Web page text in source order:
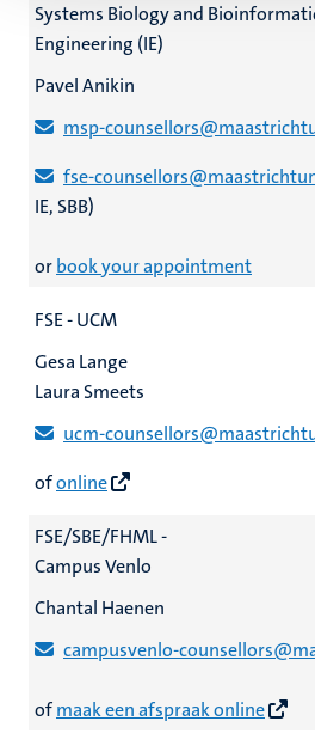
Systems Biology and
Engineering (IE)
Pavel Anikin
msp-
fse-
IE, SBB)
orbook your appointment
FSE - UCM
Gesa Lange
Laura Smeets
ucm-
ofonline
FSE/SBE/FHML -
Campus Venlo
Chantal Haenen
campusvenlo-
ofmaak een afspraak online